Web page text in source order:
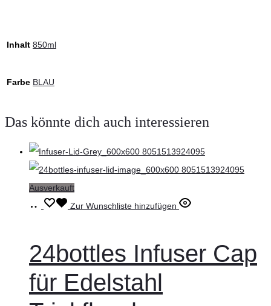
Inhalt 850ml
Farbe BLAU
Das könnte dich auch interessieren
Ausverkauft
WeiterlesenZur Wunschliste hinzufügen
24bottles Infuser Cap
für Edelstahl